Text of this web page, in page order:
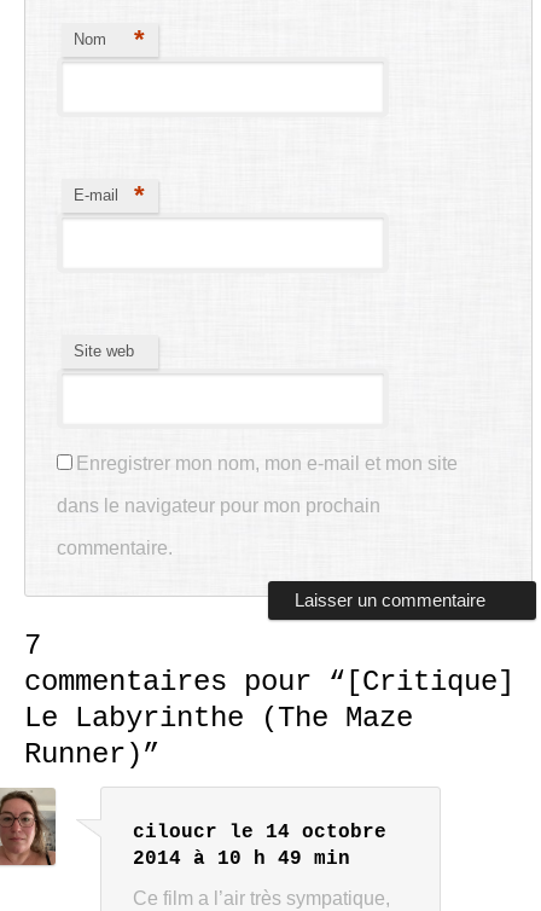
Nom *
E-mail *
Site web
Enregistrer mon nom, mon e-mail et mon site
dans le navigateur pour mon prochain
commentaire.
7
commentaires pour “ [Critique]
Le Labyrinthe (The Maze
Runner)”
ciloucr
le 14 octobre
2014 à 10 h 49 min
Ce film a l’air très sympatique,